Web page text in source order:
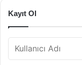
Kayıt Ol